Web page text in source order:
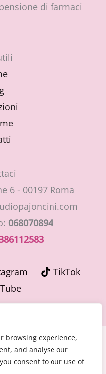
browsing experience,
and analyse our
consent to our use of
di farmaci
6 - 00197 Roma
068070894
TikTok
- Dott.ssa Cinzia
e Ginecologia
Medici di Roma 30776 del